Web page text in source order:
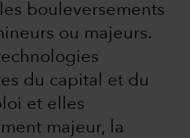
bouleversements
ou majeurs.
du capital et du
et elles
majeur, la